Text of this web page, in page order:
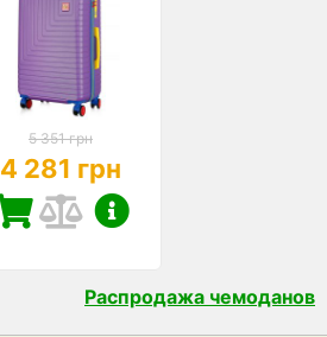
5 351 грн
4 281 грн
Распродажа чемоданов